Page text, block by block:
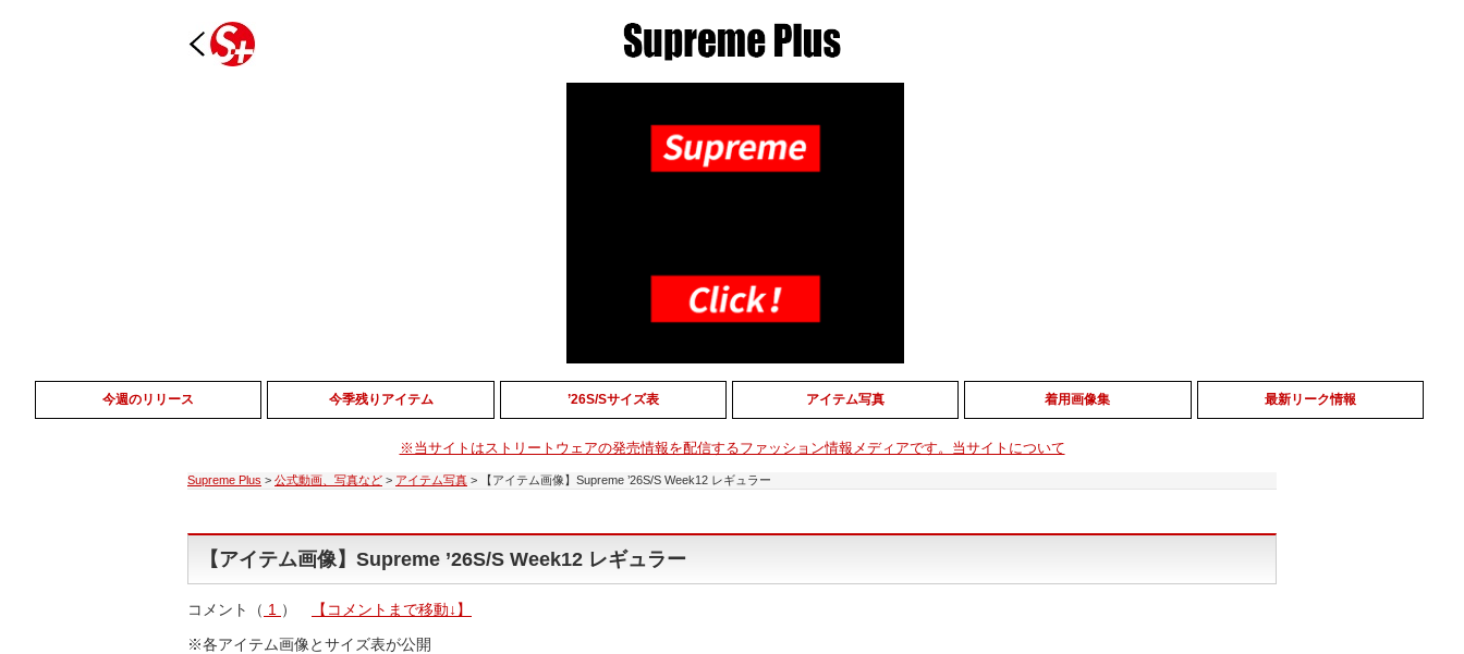
今週のリリース 今季残りアイテム ’26S/Sサイズ表 アイテム写真 着用画像集 最新リーク情報
※当サイトはストリートウェアの発売情報を配信するファッション情報メディアです。当サイトについて
Supreme Plus > 公式動画、写真など > アイテム写真 > 【アイテム画像】Supreme ’26S/S Week12 レギュラー
【アイテム画像】Supreme ’26S/S Week12 レギュラー
コメント（ 1 ）
【コメントまで移動↓】
※各アイテム画像とサイズ表が公開